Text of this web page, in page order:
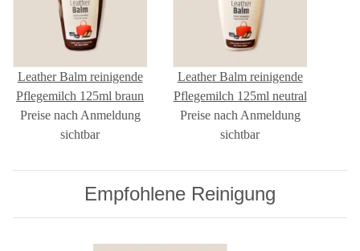
Leather Balm reinigende
Pflegemilch 125ml braun
Preise nach Anmeldung
sichtbar
Leather Balm reinigende
Pflegemilch 125ml neutral
Preise nach Anmeldung
sichtbar
Empfohlene Reinigung